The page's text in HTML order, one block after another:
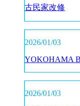
古民家改修
2026/01/03
YOKOHAMA
2026/01/03